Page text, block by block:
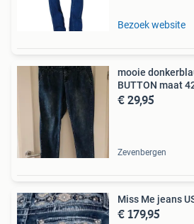
Bezoek website
mooie
BUTTON maat
€ 29,95
Zevenbergen
Miss Me jeans
€ 179,95